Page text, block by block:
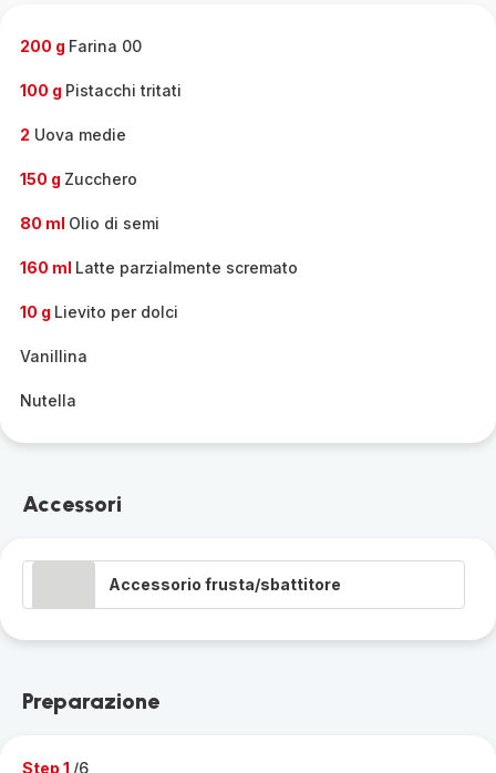
200 g Farina 00
100 g Pistacchi tritati
2 Uova medie
150 g Zucchero
80 ml Olio di semi
160 ml Latte parzialmente scremato
10 g Lievito per dolci
Vanillina
Nutella
Accessori
Accessorio frusta/sbattitore
Preparazione
Step 1 /6